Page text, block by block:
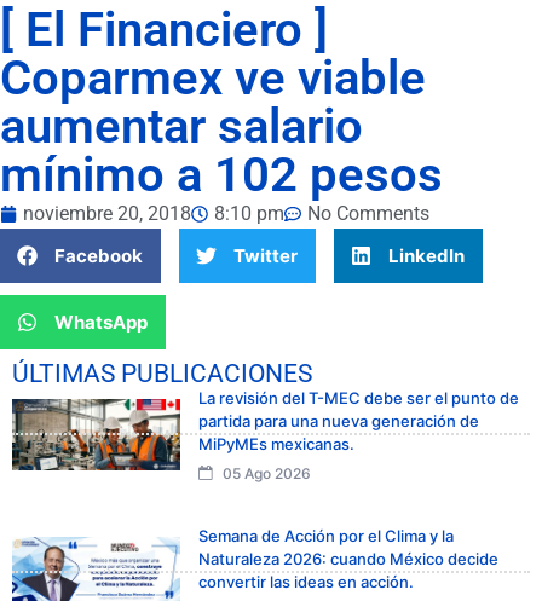
[ El Financiero ]
Coparmex ve viable
aumentar salario
mínimo a 102 pesos
noviembre 20, 2018 8:10 pm
No Comments
Facebook
Twitter LinkedIn
WhatsApp
ÚLTIMAS PUBLICACIONES
La revisión del T-MEC debe ser el punto de
partida para una nueva generación de
MiPyMEs mexicanas.
05 Ago 2026
Semana de Acción por el Clima y la
Naturaleza 2026: cuando México decide
convertir las ideas en acción.